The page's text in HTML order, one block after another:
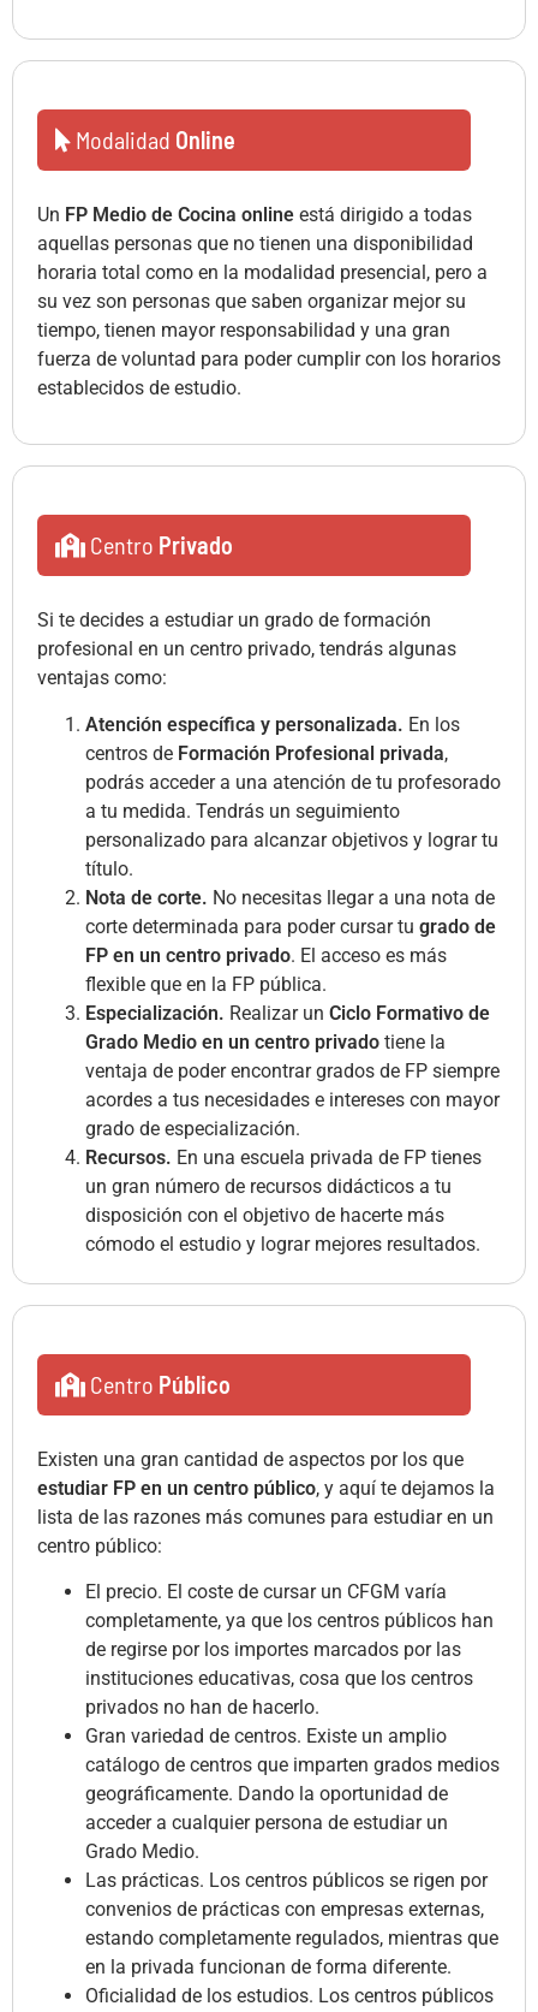
Modalidad Online
Un FP Medio de Cocina online está dirigido a todas
aquellas personas que no tienen una disponibilidad
horaria total como en la modalidad presencial, pero a
su vez son personas que saben organizar mejor su
tiempo, tienen mayor responsabilidad y una gran
fuerza de voluntad para poder cumplir con los horarios
establecidos de estudio.
Centro Privado
Si te decides a estudiar un grado de formación
profesional en un centro privado, tendrás algunas
ventajas como:
Atención específica y personalizada. En los
centros de Formación Profesional privada,
podrás acceder a una atención de tu profesorado
a tu medida. Tendrás un seguimiento
personalizado para alcanzar objetivos y lograr tu
título.
Nota de corte. No necesitas llegar a una nota de
corte determinada para poder cursar tu grado de
FP en un centro privado. El acceso es más
flexible que en la FP pública.
Especialización. Realizar un Ciclo Formativo de
Grado Medio en un centro privado tiene la
ventaja de poder encontrar grados de FP siempre
acordes a tus necesidades e intereses con mayor
grado de especialización.
Recursos. En una escuela privada de FP tienes
un gran número de recursos didácticos a tu
disposición con el objetivo de hacerte más
cómodo el estudio y lograr mejores resultados.
Centro Público
Existen una gran cantidad de aspectos por los que
estudiar FP en un centro público, y aquí te dejamos la
lista de las razones más comunes para estudiar en un
centro público:
El precio. El coste de cursar un CFGM varía
completamente, ya que los centros públicos han
de regirse por los importes marcados por las
instituciones educativas, cosa que los centros
privados no han de hacerlo.
Gran variedad de centros. Existe un amplio
catálogo de centros que imparten grados medios
geográficamente. Dando la oportunidad de
acceder a cualquier persona de estudiar un
Grado Medio.
Las prácticas. Los centros públicos se rigen por
convenios de prácticas con empresas externas,
estando completamente regulados, mientras que
en la privada funcionan de forma diferente.
Oficialidad de los estudios. Los centros públicos